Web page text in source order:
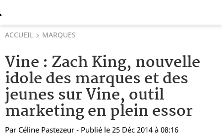
ACCUEIL MARQUES
Vine : Zach King, nouvelle
idole des marques et des
jeunes sur Vine, outil
marketing en plein essor
Par Céline Pastezeur - Publié le 25 Déc 2014 à 08:16